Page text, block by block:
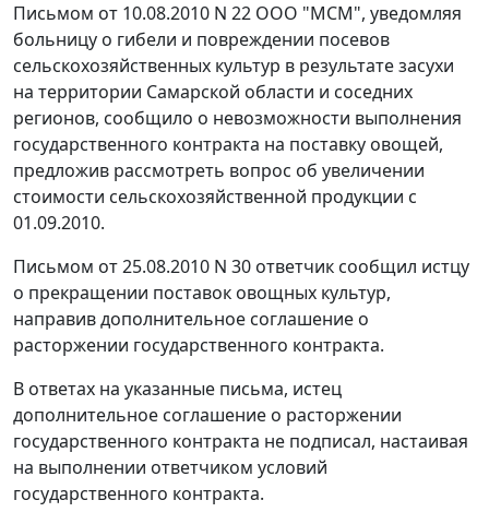
Письмом от 10.08.2010 N 22 ООО "МСМ", уведомляя
больницу о гибели и повреждении посевов
сельскохозяйственных культур в результате засухи
на территории Самарской области и соседних
регионов, сообщило о невозможности выполнения
государственного контракта на поставку овощей,
предложив рассмотреть вопрос об увеличении
стоимости сельскохозяйственной продукции с
01.09.2010.
Письмом от 25.08.2010 N 30 ответчик сообщил истцу
о прекращении поставок овощных культур,
направив дополнительное соглашение о
расторжении государственного контракта.
В ответах на указанные письма, истец
дополнительное соглашение о расторжении
государственного контракта не подписал, настаивая
на выполнении ответчиком условий
государственного контракта.